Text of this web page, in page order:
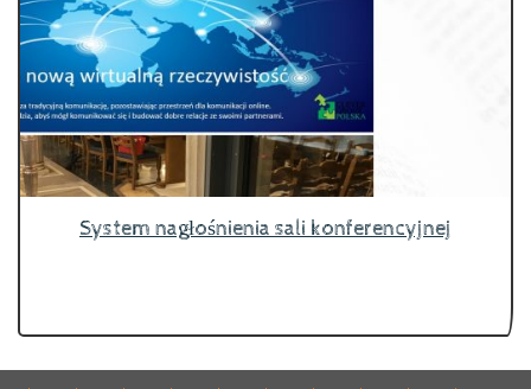
System nagłośnienia sali konferencyjnej